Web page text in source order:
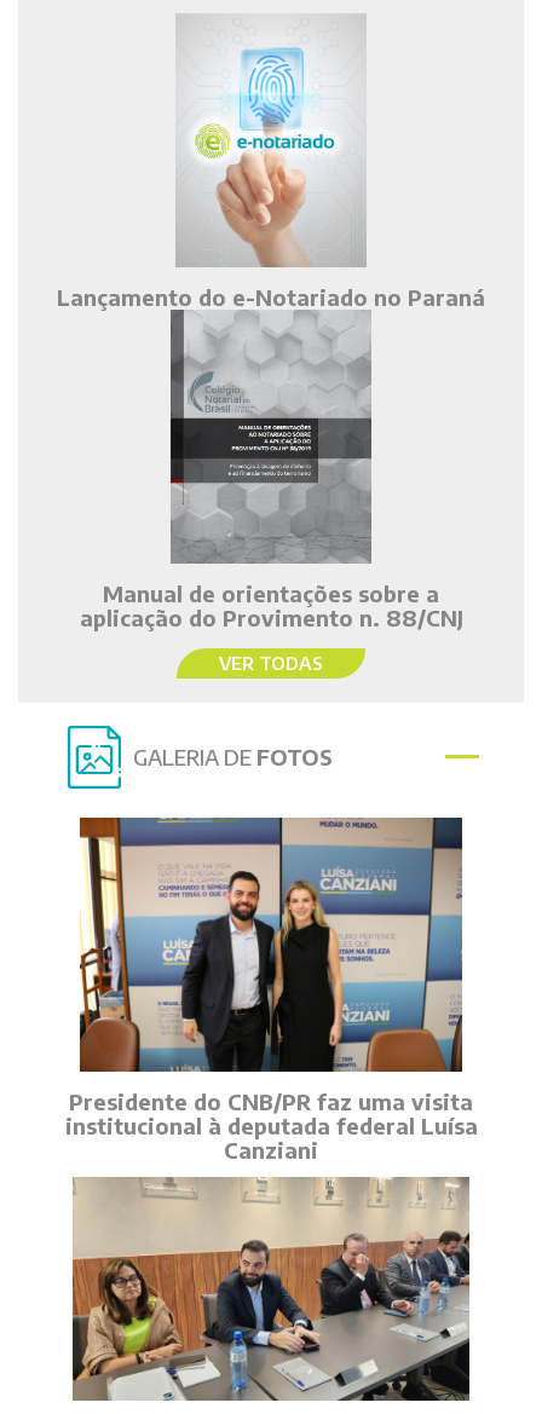
Lançamento do e-Notariado no Paraná
Manual de orientações sobre a
aplicação do Provimento n. 88/CNJ
VER TODAS
GALERIA DE FOTOS
Presidente do CNB/PR faz uma visita
institucional à deputada federal Luísa
Canziani